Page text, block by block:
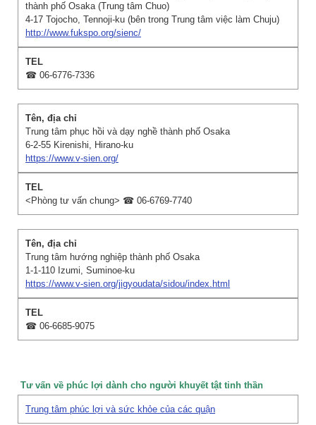
thành phố Osaka (Trung tâm Chuo)
4-17 Tojocho, Tennoji-ku (bên trong Trung tâm việc làm Chuju)
http://www.fukspo.org/sienc/
☎ 06-6776-7336
Trung tâm phục hồi và dạy nghề thành phố Osaka
6-2-55 Kirenishi, Hirano-ku
https://www.v-sien.org/
<Phòng tư vấn chung> ☎ 06-6769-7740
Trung tâm hướng nghiệp thành phố Osaka
1-1-110 Izumi, Suminoe-ku
https://www.v-sien.org/jigyoudata/sidou/index.html
☎ 06-6685-9075
Tư vấn về phúc lợi dành cho người khuyết tật tinh thần
Trung tâm phúc lợi và sức khỏe của các quận